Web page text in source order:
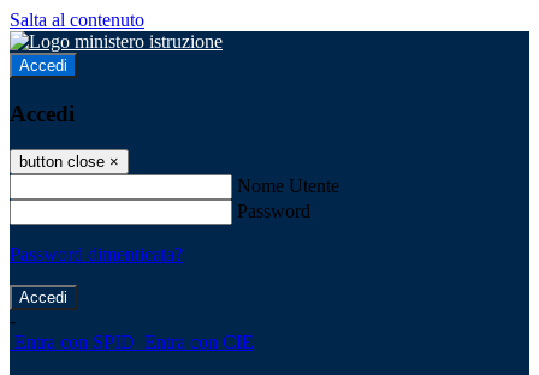
Salta al contenuto
Accedi
Accedi
button close ×
Nome Utente
Password
Password dimenticata?
-
Entra con SPID Entra con CIE